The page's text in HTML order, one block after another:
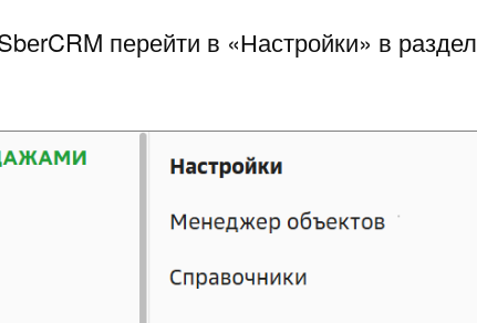
перейти в «Настройки» в раздел